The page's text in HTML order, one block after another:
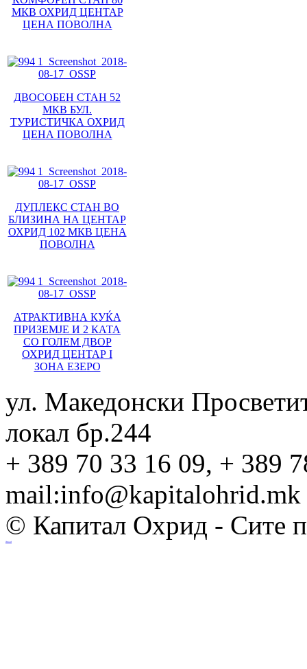
МКВ ОХРИД ЦЕНТАР
ЦЕНА ПОВОЛНА
ДВОСОБЕН СТАН 52
МКВ БУЛ.
ТУРИСТИЧКА ОХРИД
ЦЕНА ПОВОЛНА
ДУПЛЕКС СТАН ВО
БЛИЗИНА НА ЦЕНТАР
ОХРИД 102 МКВ ЦЕНА
ПОВОЛНА
АТРАКТИВНА КУЌА
ПРИЗЕМЈЕ И 2 КАТА
СО ГОЛЕМ ДВОР
ОХРИД ЦЕНТАР I
ЗОНА ЕЗЕРО
ул. Македонски
локал бр.244
+ 389 70 33 16 09, + 389
mail:info@kapitalohrid.mk
© Капитал Охрид - Сите
Ihost.mk